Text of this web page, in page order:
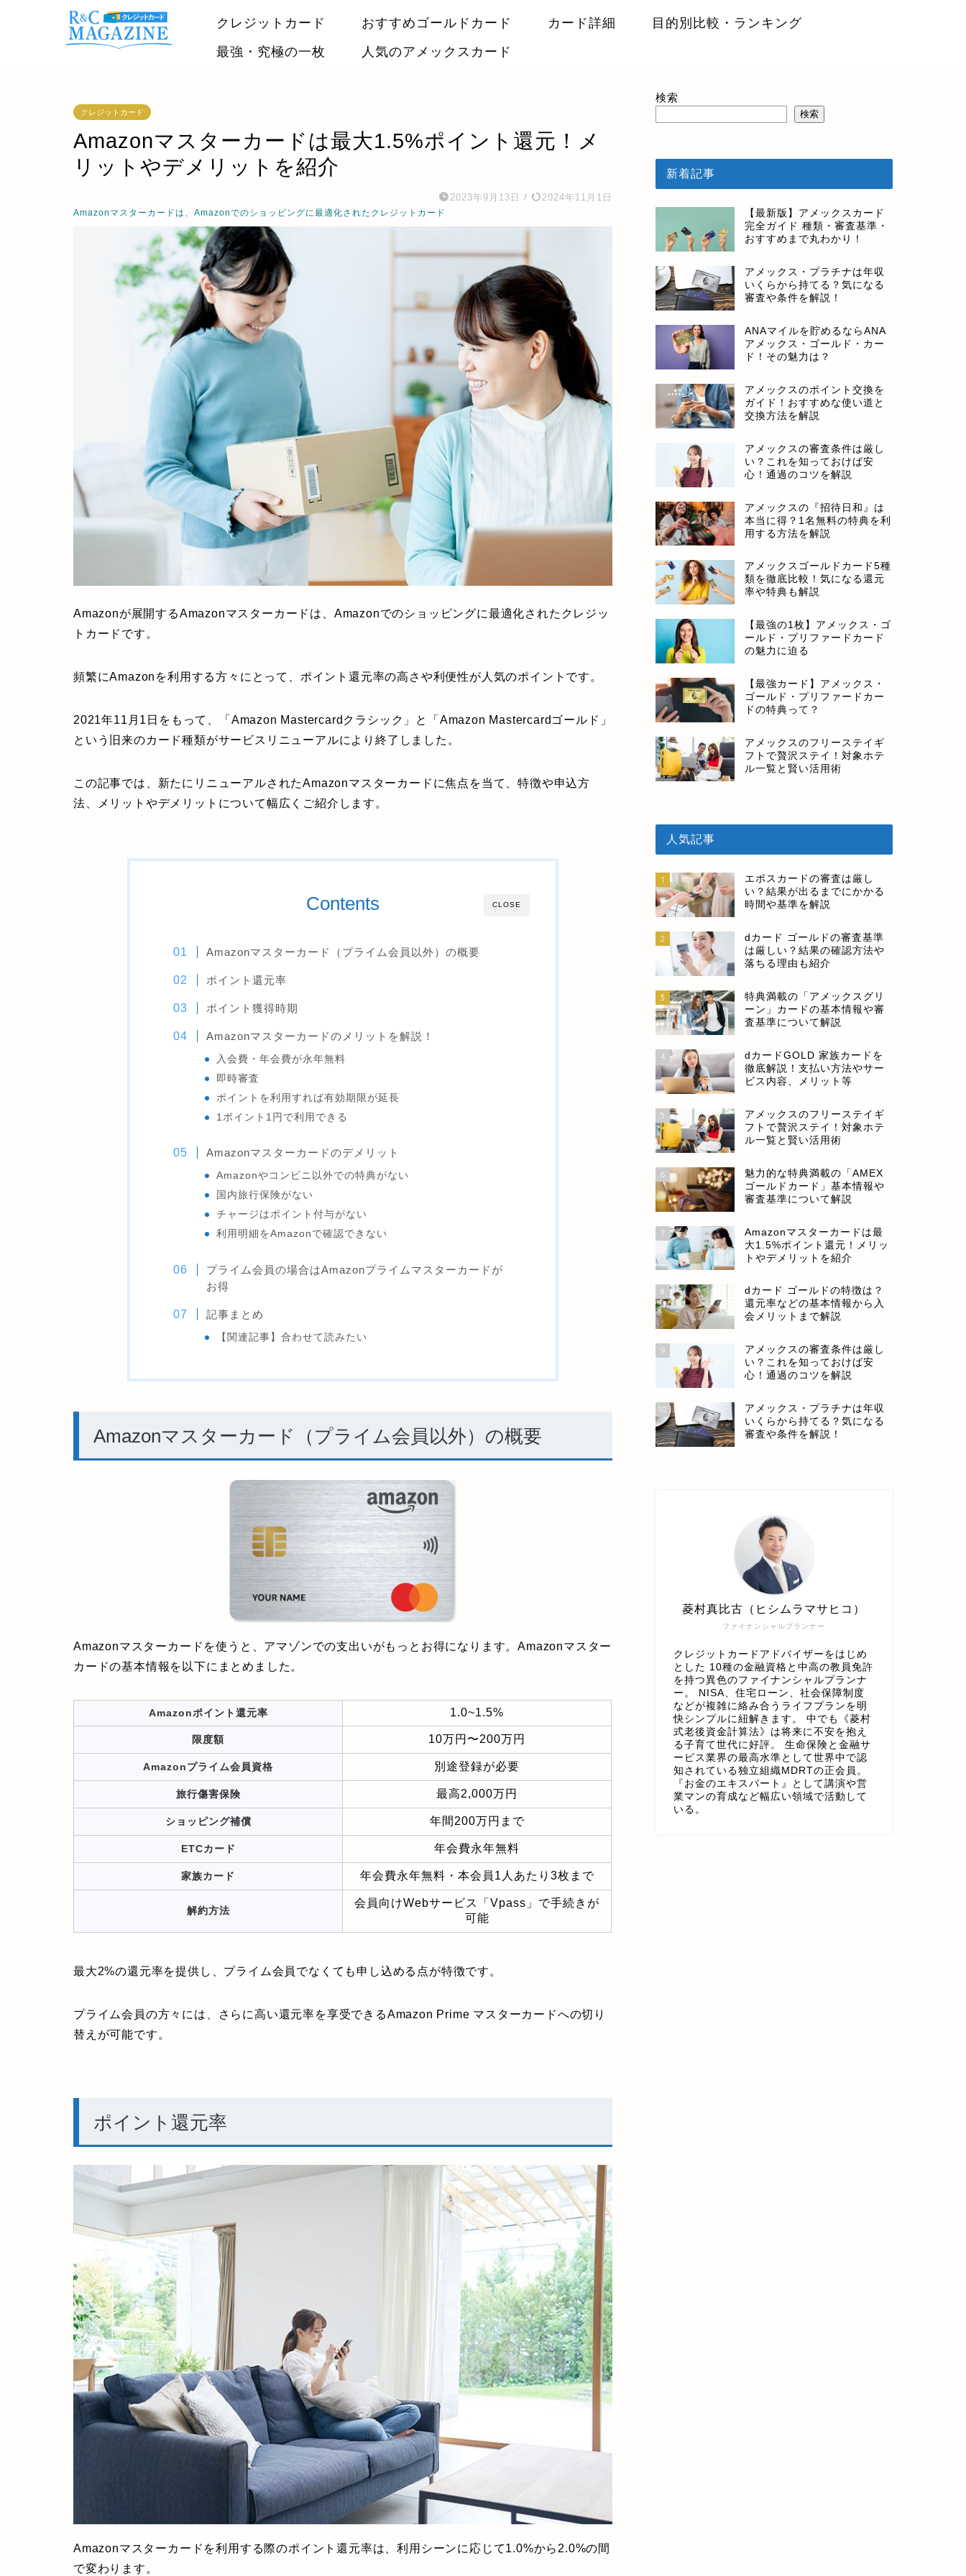
クレジットカード おすすめゴールドカード カード詳細
目的別比較・ランキング
最強・究極の一枚
人気のアメックスカード
クレジットカード
Amazonマスターカードは最大1.5%ポイント還元！メ
リットやデメリットを紹介
2023年9月13日 / 2024年11月1日
Amazonマスターカードは、Amazonでのショッピングに最適化されたクレジットカード
Amazonが展開するAmazonマスターカードは、Amazonでのショッピングに最適化されたクレジッ
トカードです。
頻繁にAmazonを利用する方々にとって、ポイント還元率の高さや利便性が人気のポイントです。
2021年11月1日をもって、「Amazon Mastercardクラシック」と「Amazon Mastercardゴールド」
という旧来のカード種類がサービスリニューアルにより終了しました。
この記事では、新たにリニューアルされたAmazonマスターカードに焦点を当て、特徴や申込方
法、メリットやデメリットについて幅広くご紹介します。
CLOSE
Contents
Amazonマスターカード（プライム会員以外）の概要
ポイント還元率
ポイント獲得時期
Amazonマスターカードのメリットを解説！
入会費・年会費が永年無料
即時審査
ポイントを利用すれば有効期限が延長
1ポイント1円で利用できる
Amazonマスターカードのデメリット
Amazonやコンビニ以外での特典がない
国内旅行保険がない
チャージはポイント付与がない
利用明細をAmazonで確認できない
プライム会員の場合はAmazonプライムマスターカードが
お得
記事まとめ
【関連記事】合わせて読みたい
Amazonマスターカード（プライム会員以外）の概要
Amazonマスターカードを使うと、アマゾンでの支出いがもっとお得になります。Amazonマスター
カードの基本情報を以下にまとめました。
Amazonポイント還元率 1.0~1.5%
限度額 10万円〜200万円
Amazonプライム会員資格 別途登録が必要
旅行傷害保険 最高2,000万円
ショッピング補償 年間200万円まで
ETCカード 年会費永年無料
家族カード 年会費永年無料・本会員1人あたり3枚まで
解約方法
会員向けWebサービス「Vpass」で手続きが
可能
最大2%の還元率を提供し、プライム会員でなくても申し込める点が特徴です。
プライム会員の方々には、さらに高い還元率を享受できるAmazon Prime マスターカードへの切り
替えが可能です。
ポイント還元率
Amazonマスターカードを利用する際のポイント還元率は、利用シーンに応じて1.0%から2.0%の間
で変わります。
検索
検索
新着記事
【最新版】アメックスカード
完全ガイド 種類・審査基準・
おすすめまで丸わかり！
アメックス・プラチナは年収
いくらから持てる？気になる
審査や条件を解説！
ANAマイルを貯めるならANA
アメックス・ゴールド・カー
ド！その魅力は？
アメックスのポイント交換を
ガイド！おすすめな使い道と
交換方法を解説
アメックスの審査条件は厳し
い？これを知っておけば安
心！通過のコツを解説
アメックスの『招待日和』は
本当に得？1名無料の特典を利
用する方法を解説
アメックスゴールドカード5種
類を徹底比較！気になる還元
率や特典も解説
【最強の1枚】アメックス・ゴ
ールド・プリファードカード
の魅力に迫る
【最強カード】アメックス・
ゴールド・プリファードカー
ドの特典って？
アメックスのフリーステイギ
フトで贅沢ステイ！対象ホテ
ル一覧と賢い活用術
人気記事
1
エポスカードの審査は厳し
い？結果が出るまでにかかる
時間や基準を解説
2
dカード ゴールドの審査基準
は厳しい？結果の確認方法や
落ちる理由も紹介
3
特典満載の「アメックスグリ
ーン」カードの基本情報や審
査基準について解説
4
dカードGOLD 家族カードを
徹底解説！支払い方法やサー
ビス内容、メリット等
5
アメックスのフリーステイギ
フトで贅沢ステイ！対象ホテ
ル一覧と賢い活用術
6
魅力的な特典満載の「AMEX
ゴールドカード」基本情報や
審査基準について解説
7
Amazonマスターカードは最
大1.5%ポイント還元！メリッ
トやデメリットを紹介
8
dカード ゴールドの特徴は？
還元率などの基本情報から入
会メリットまで解説
9
アメックスの審査条件は厳し
い？これを知っておけば安
心！通過のコツを解説
10
アメックス・プラチナは年収
いくらから持てる？気になる
審査や条件を解説！
ファイナンシャルプランナー
菱村真比古（ヒシムラマサヒコ）
クレジットカードアドバイザーをはじめ
とした 10種の金融資格と中高の教員免許
を持つ異色のファイナンシャルプランナ
ー。 NISA、住宅ローン、社会保障制度
などが複雑に絡み合うライフプランを明
快シンプルに紐解きます。 中でも《菱村
式老後資金計算法》は将来に不安を抱え
る子育て世代に好評。 生命保険と金融サ
ービス業界の最高水準として世界中で認
知されている独立組織MDRTの正会員。
『お金のエキスパート』として講演や営
業マンの育成など幅広い領域で活動して
いる。